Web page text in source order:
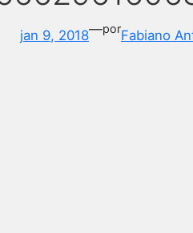
jan 9, 2018—porFabiano